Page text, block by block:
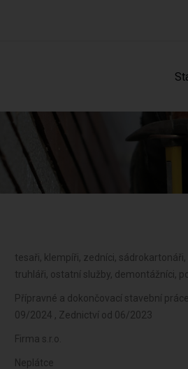
tesaři, klempíři, zedníci,
truhláři, ostatní služby, demontážníci,
Přípravné a dokončovací stavební
09/2024 , Zednictví od 06/2023
Firma s.r.o.
Neplátce